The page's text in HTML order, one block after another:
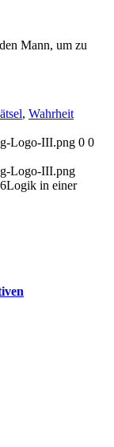
Mann, um zu
, Wahrheit
Logo-III.png 0 0
Logo-III.png
Logik in einer